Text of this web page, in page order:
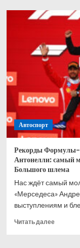
Виталия
Петрова
Гран-
при
Канады:
борьба
плохой
ошибка
шинами,
шансы
Автоспорт
Рекорды Формулы-
Антонелли: самый
Большого шлема
Нас ждёт самый
«Мерседеса»
выступлениям и
Читать далее